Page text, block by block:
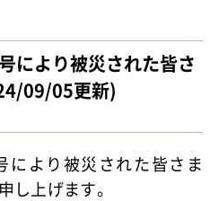
により被災された皆さ
09/05更新)
により被災された皆さま
し上げます。